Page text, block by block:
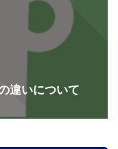
違いについて